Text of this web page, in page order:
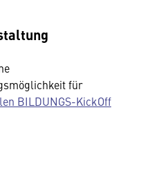
für
BILDUNGS-KickOff